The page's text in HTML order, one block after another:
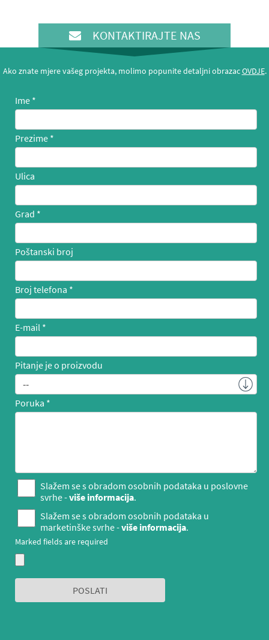
KONTAKTIRAJTE NAS
Ako znate mjere vašeg projekta, molimo popunite detaljni obrazacOVDJE.
Ime
Prezime
Ulica
Grad
Poštanski broj
Broj telefona
E-mail
Pitanje je o proizvodu
Poruka
Slažem se s obradom osobnih podataka u poslovne
svrhe -više informacija.
Slažem se s obradom osobnih podataka u
marketinške svrhe -više informacija.
Marked fields are required